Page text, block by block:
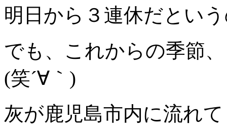
明日から３連休だとい
でも、これからの季節
(笑´∀｀)
灰が鹿児島市内に流れ